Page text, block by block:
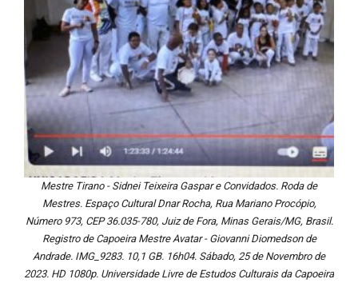
Mestre Tirano - Sidnei Teixeira Gaspar e Convidados. Roda de
Mestres. Espaço Cultural Dnar Rocha, Rua Mariano Procópio,
Número 973, CEP 36.035-780, Juiz de Fora, Minas Gerais/MG, Brasil.
Registro de Capoeira Mestre Avatar - Giovanni Diomedson de
Andrade. IMG_9283. 10,1 GB. 16h04. Sábado, 25 de Novembro de
2023. HD 1080p. Universidade Livre de Estudos Culturais da Capoeira